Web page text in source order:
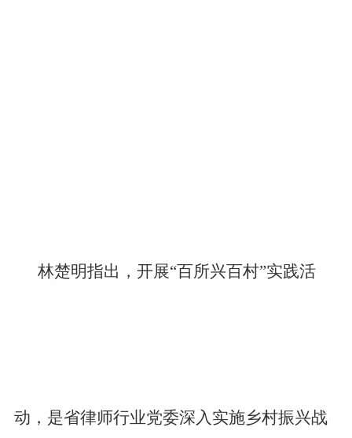
林楚明指出，开展“百所兴百村”实践活
动，是省律师行业党委深入实施乡村振兴战